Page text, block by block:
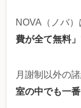
NOVA（ノバ）
費が全て無料
月謝制以外の
室の中でも一